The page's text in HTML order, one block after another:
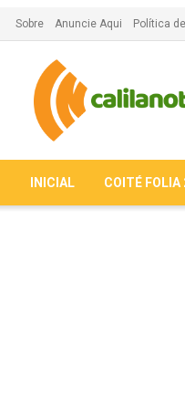
Sobre Anuncie Aqui Política
INICIAL COITÉ FOLIA